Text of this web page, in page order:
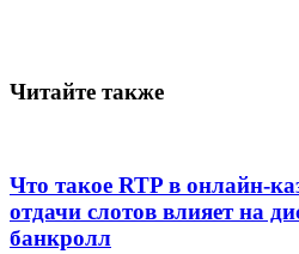
Читайте также
Что такое RTP в онлайн-
отдачи слотов влияет на
банкролл